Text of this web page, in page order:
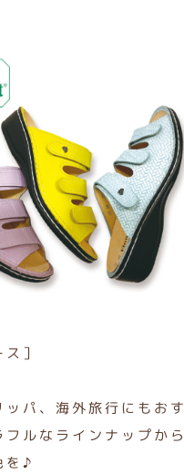
］
ッパ、海外旅行にもおす
フルなラインナップから
を♪